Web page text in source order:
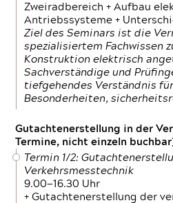
Zweiradbereich + Aufbau
Antriebssysteme +
Ziel des Seminars ist die
spezialisiertem Fachwissen
Konstruktion elektrisch
Sachverständige und
tiefgehendes Verständnis
Besonderheiten,
Gutachtenerstellung in der
Termine, nicht einzeln
Termin 1/2:
Verkehrsmesstechnik
9.00—16.30 Uhr
+ Gutachtenerstellung der